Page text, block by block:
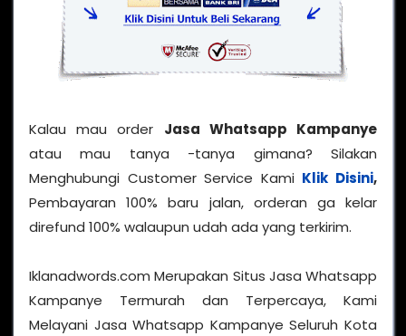
Kalau mau order Jasa Whatsapp Kampanye
atau mau tanya -tanya gimana? Silakan
Menghubungi Customer Service Kami Klik Disini,
Pembayaran 100% baru jalan, orderan ga kelar
direfund 100% walaupun udah ada yang terkirim.
Iklanadwords.com Merupakan Situs Jasa Whatsapp
Kampanye Termurah dan Terpercaya, Kami
Melayani Jasa Whatsapp Kampanye Seluruh Kota